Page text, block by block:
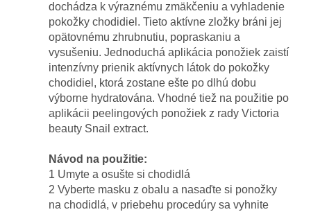
dochádza k výraznému zmäkčeniu a vyhladenie
pokožky chodidiel. Tieto aktívne zložky bráni jej
opätovnému zhrubnutiu, popraskaniu a
vysušeniu. Jednoduchá aplikácia ponožiek zaistí
intenzívny prienik aktívnych látok do pokožky
chodidiel, ktorá zostane ešte po dlhú dobu
výborne hydratována. Vhodné tiež na použitie po
aplikácii peelingových ponožiek z rady Victoria
beauty Snail extract.
Návod na použitie:
1 Umyte a osušte si chodidlá
2 Vyberte masku z obalu a nasaďte si ponožky
na chodidlá, v priebehu procedúry sa vyhnite